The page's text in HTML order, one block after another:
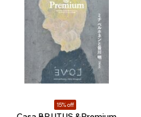
15% off